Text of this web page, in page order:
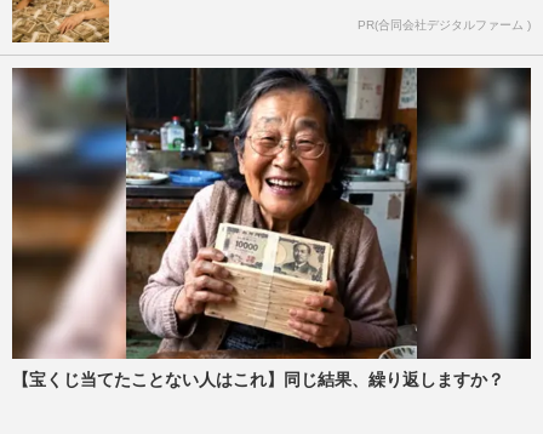
PR(合同会社デジタルファーム )
【宝くじ当てたことない人はこれ】同じ結果、繰り返しますか？